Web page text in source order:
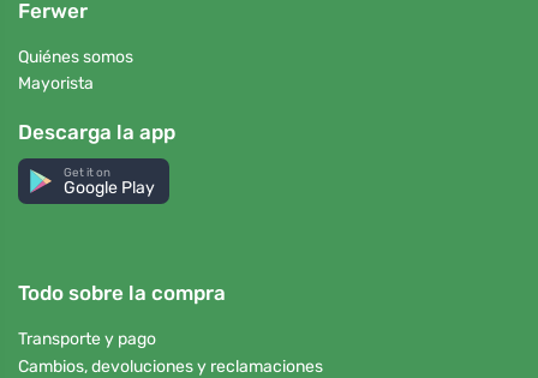
Ferwer
Quiénes somos
Mayorista
Descarga la app
Get it on
Google Play
Todo sobre la compra
Transporte y pago
Cambios, devoluciones y reclamaciones